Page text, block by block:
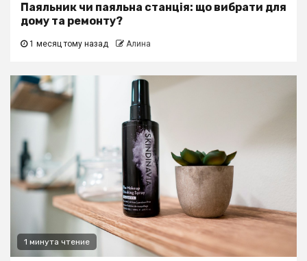
Паяльник чи паяльна станція: що вибрати для
дому та ремонту?
1 месяц тому назад Алина
1 минута чтение